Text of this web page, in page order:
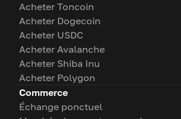
Acheter Toncoin
Acheter Dogecoin
Acheter USDC
Acheter Avalanche
Acheter Shiba Inu
Acheter Polygon
Commerce
Échange ponctuel